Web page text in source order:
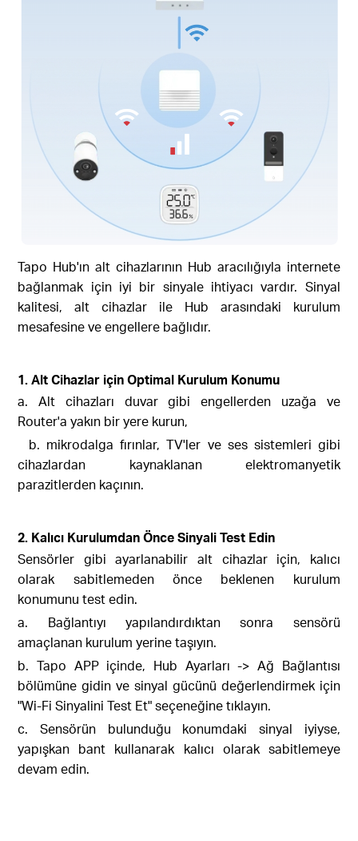
Tapo Hub'ın alt cihazlarının Hub aracılığıyla internete
bağlanmak için iyi bir sinyale ihtiyacı vardır. Sinyal
kalitesi, alt cihazlar ile Hub arasındaki kurulum
mesafesine ve engellere bağlıdır.
1. Alt Cihazlar için Optimal Kurulum Konumu
a. Alt cihazları duvar gibi engellerden uzağa ve
Router'a yakın bir yere kurun,
b. mikrodalga fırınlar, TV'ler ve ses sistemleri gibi
cihazlardan kaynaklanan elektromanyetik
parazitlerden kaçının.
2. Kalıcı Kurulumdan Önce Sinyali Test Edin
Sensörler gibi ayarlanabilir alt cihazlar için, kalıcı
olarak sabitlemeden önce beklenen kurulum
konumunu test edin.
a. Bağlantıyı yapılandırdıktan sonra sensörü
amaçlanan kurulum yerine taşıyın.
b. Tapo APP içinde, Hub Ayarları -> Ağ Bağlantısı
bölümüne gidin ve sinyal gücünü değerlendirmek için
"Wi-Fi Sinyalini Test Et" seçeneğine tıklayın.
c. Sensörün bulunduğu konumdaki sinyal iyiyse,
yapışkan bant kullanarak kalıcı olarak sabitlemeye
devam edin.